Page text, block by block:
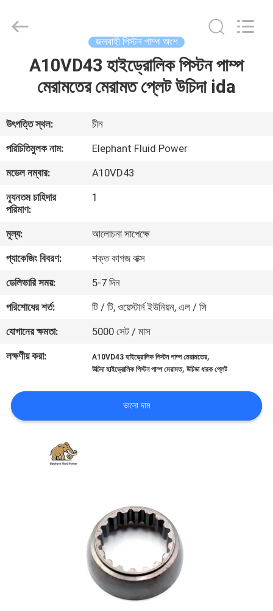
আমাদের
সম্পর্কে
কারখানা
ভ্রমণ
মান
নিয়ন্ত্রণ
যোগাযোগ
করুন
খবর
কেস
Power
Co.,Ltd.
জলবাহী পিস্টন পাম্প অংশ
A10VD43 হাইড্রোলিক পিস্টন পাম্প
মেরামতের মেরামত প্লেট উচিদা ida
উৎপত্তি স্থল:
চীন
পরিচিতিমুলক নাম:
Elephant Fluid Power
মডেল নম্বার:
A10VD43
ন্যূনতম চাহিদার
পরিমাণ:
1
মূল্য:
আলোচনা সাপেক্ষে
প্যাকেজিং বিবরণ:
শক্ত কাগজ বাক্স
ডেলিভারি সময়:
5-7 দিন
পরিশোধের শর্ত:
টি / টি, ওয়েস্টার্ন ইউনিয়ন, এল / সি
যোগানের ক্ষমতা:
5000 সেট / মাস
লক্ষণীয় করা:
A10VD43 হাইড্রোলিক পিস্টন পাম্প মেরামতের,
উচিদা হাইড্রোলিক পিস্টন পাম্প মেরামত,উচিডা ধারক প্লেট
ভালো দাম